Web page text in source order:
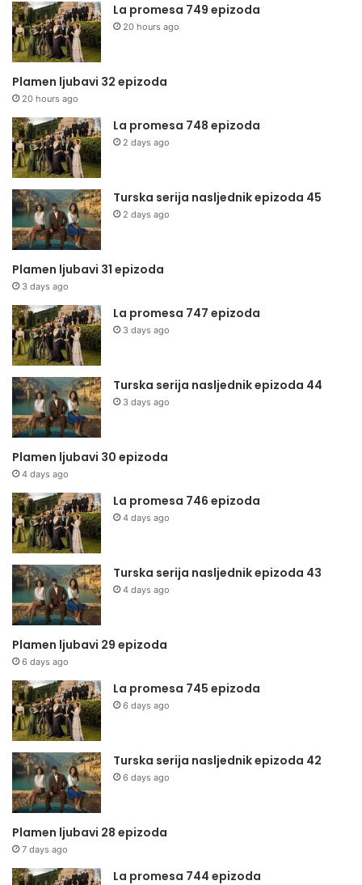
La promesa 749 epizoda
20 hours ago
Plamen ljubavi 32 epizoda
20 hours ago
La promesa 748 epizoda
2 days ago
Turska serija nasljednik epizoda 45
2 days ago
Plamen ljubavi 31 epizoda
3 days ago
La promesa 747 epizoda
3 days ago
Turska serija nasljednik epizoda 44
3 days ago
Plamen ljubavi 30 epizoda
4 days ago
La promesa 746 epizoda
4 days ago
Turska serija nasljednik epizoda 43
4 days ago
Plamen ljubavi 29 epizoda
6 days ago
La promesa 745 epizoda
6 days ago
Turska serija nasljednik epizoda 42
6 days ago
Plamen ljubavi 28 epizoda
7 days ago
La promesa 744 epizoda